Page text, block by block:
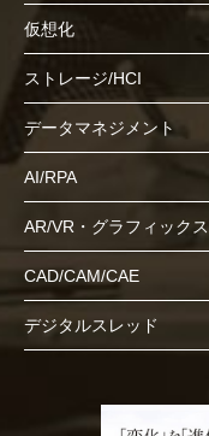
仮想化
ストレージ/HCI
データマネジメント
AI/RPA
AR/VR・グラフィックス
CAD/CAM/CAE
デジタルスレッド